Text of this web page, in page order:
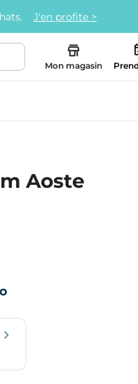
J'en profite >
Mon magasin
Aoste